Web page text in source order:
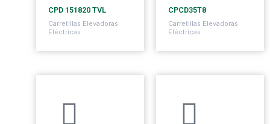
CPD 151820 TVL
Carretillas Elevadoras
Eléctricas
CPCD35T8
Carretillas Elevadoras
Eléctricas